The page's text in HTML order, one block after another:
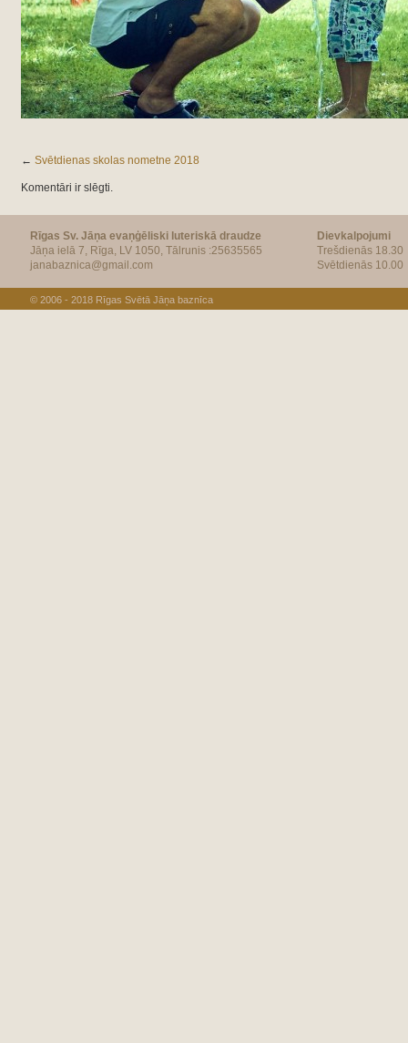
← Svētdienas skolas nometne 2018
Komentāri ir slēgti.
Rīgas Sv. Jāņa evaņģēliski luteriskā draudze
Jāņa ielā 7, Rīga, LV 1050, Tālrunis :25635565
janabaznica@gmail.com
Dievkalpojumi
Trešdienās 18.30
Svētdienās 10.00
© 2006 - 2018 Rīgas Svētā Jāņa baznīca